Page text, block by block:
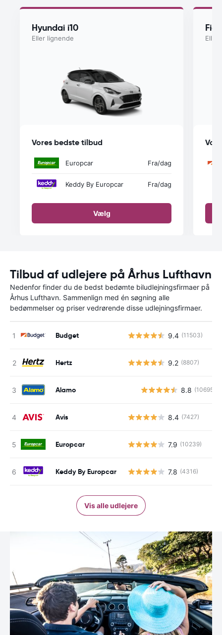
Hyundai i10
Eller lignende
Vores bedste tilbud
Europcar Fra/dag
Keddy By Europcar Fra/dag
Vælg
Eller
Tilbud af udlejere på Århus Lufthavn
Nedenfor finder du de bedst bedømte biludlejningsfirmaer på
Århus Lufthavn. Sammenlign med én søgning alle
bedømmelser og priser vedrørende disse udlejningsfirmaer.
Budget 9.4 (11503)
Hertz 9.2 (8807)
Alamo 8.8 (10695)
Avis 8.4 (7427)
Europcar 7.9 (10239)
Keddy By Europcar 7.8 (4316)
Vis alle udlejere